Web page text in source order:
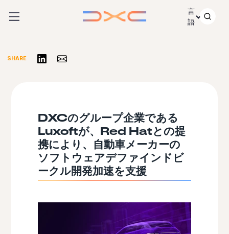
言
語
SHARE リンクトインで共有する
Share via Email
DXCのグループ企業である
Luxoftが、Red Hatとの提
携により、自動車メーカーの
ソフトウェアデファインドビ
ークル開発加速を支援